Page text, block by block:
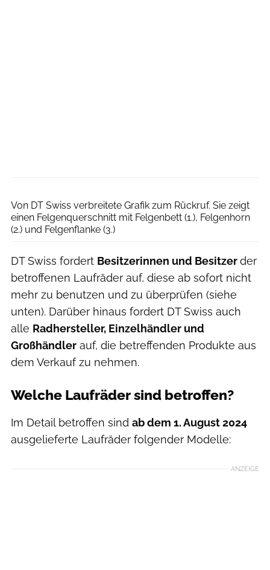
Von DT Swiss verbreitete Grafik zum Rückruf. Sie zeigt
einen Felgenquerschnitt mit Felgenbett (1.), Felgenhorn
(2.) und Felgenflanke (3.)
DT Swiss fordert Besitzerinnen und Besitzerder
betroffenen Laufräder auf, diese ab sofort nicht
mehr zu benutzen und zu überprüfen (siehe
unten). Darüber hinaus fordert DT Swiss auch
alle Radhersteller, Einzelhändler und
Großhändler auf, die betreffenden Produkte aus
dem Verkauf zu nehmen.
Welche Laufräder sind betroffen?
Im Detail betroffen sind ab dem 1. August 2024
ausgelieferte Laufräder folgender Modelle:
ANZEIGE